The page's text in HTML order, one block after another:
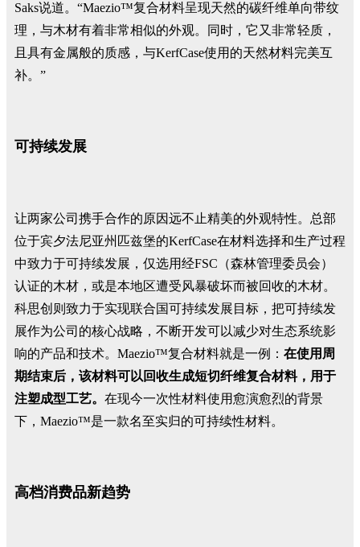
Saks说道。“Maezio™复合材料呈现天然的碳纤维单向带纹
理，与木材有着非常相似的外观。同时，它又非常轻质，
且具有金属般的质感，与KerfCase使用的天然材料完美互
补。”
可持续发展
让两家公司携手合作的原因远不止精美的外观特性。总部
位于宾夕法尼亚州匹兹堡的KerfCase在材料选择和生产过程
中致力于可持续发展，仅选用经FSC（森林管理委员会）
认证的木材，或是本地区遭受风暴破坏而被回收的木材。
科思创则致力于实现联合国可持续发展目标，把可持续发
展作为公司的核心战略，不断开发可以减少对生态系统影
响的产品和技术。Maezio™复合材料就是一例： 在使用周
期结束后，该材料可以回收生成短切纤维复合材料，用于
注塑成型工艺。 在现今一次性材料使用愈演愈烈的背景
下，Maezio™是一款名至实归的可持续性材料。
高档消费品新趋势